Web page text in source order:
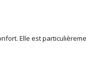
Elle est